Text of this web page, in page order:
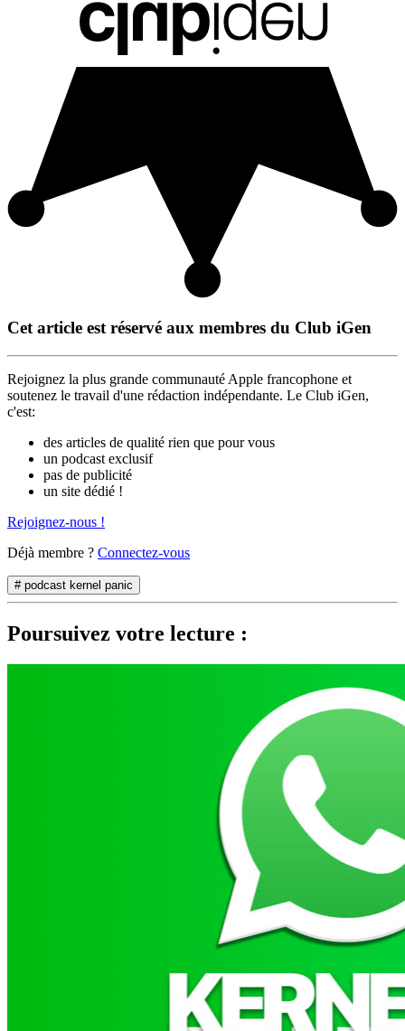
Cet article est réservé aux membres du Club iGen
Rejoignez la plus grande communauté Apple francophone et
soutenez le travail d'une rédaction indépendante. Le Club iGen,
c'est:
des articles de qualité rien que pour vous
un podcast exclusif
pas de publicité
un site dédié !
Rejoignez-nous !
Déjà membre ? Connectez-vous
# podcast kernel panic
Poursuivez votre lecture :